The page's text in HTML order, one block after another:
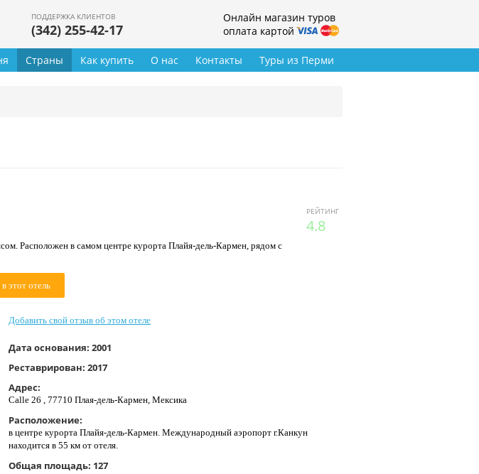
ПОДДЕРЖКА КЛИЕНТОВ
(342) 255-42-17
Онлайн магазин туров
оплата картой
Туры из Перми
Страны Как купить О нас Контакты
РЕЙТИНГ
4.8
Расположен в самом центре курорта Плайя-дель-Кармен, рядом с
этот отель
Добавить свой отзыв об этом отеле
Дата основания: 2001
Реставрирован: 2017
Адрес:
Calle 26 , 77710 Плая-дель-Кармен, Мексика
Расположение:
в центре курорта Плайя-дель-Кармен. Международный аэропорт г.Канкун
находится в 55 км от отеля.
Общая площадь: 127